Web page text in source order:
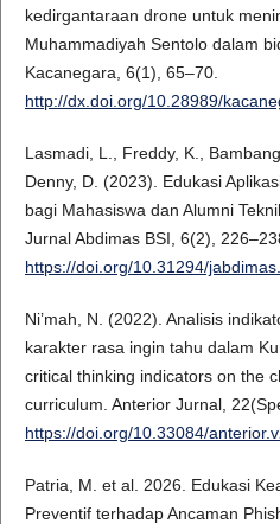
kedirgantaraan drone untuk
Muhammadiyah Sentolo dalam
Kacanegara, 6(1), 65–70.
http://dx.doi.org/10.28989/
Lasmadi, L., Freddy, K.,
Denny, D. (2023). Edukasi
bagi Mahasiswa dan Alumni
Jurnal Abdimas BSI, 6(2),
https://doi.org/10.31294/
Ni’mah, N. (2022). Analisis
karakter rasa ingin tahu dalam
critical thinking indicators on the
curriculum. Anterior Jurnal,
https://doi.org/10.33084/
Patria, M. et al. 2026. Edukasi
Preventif terhadap Ancaman